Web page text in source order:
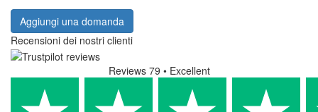
Aggiungi una domanda
Recensioni dei nostri clienti
Reviews 79 • Excellent